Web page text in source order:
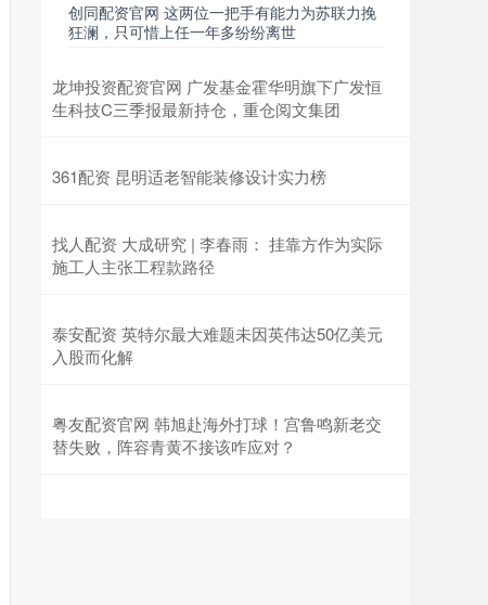
创同配资官网 这两位一把手有能力为苏联力挽
狂澜，只可惜上任一年多纷纷离世
龙坤投资配资官网 广发基金霍华明旗下广发恒
生科技C三季报最新持仓，重仓阅文集团
361配资 昆明适老智能装修设计实力榜
找人配资 大成研究 | 李春雨： 挂靠方作为实际
施工人主张工程款路径
泰安配资 英特尔最大难题未因英伟达50亿美元
入股而化解
粤友配资官网 韩旭赴海外打球！宫鲁鸣新老交
替失败，阵容青黄不接该咋应对？